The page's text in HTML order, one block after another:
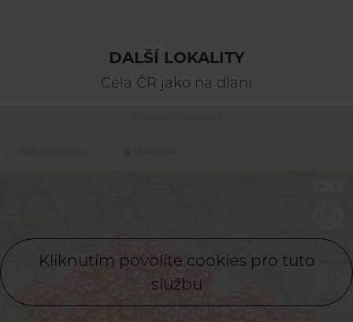
DALŠÍ LOKALITY
Celá ČR jako na dlani
Kliknutím povolíte cookies pro tuto
službu